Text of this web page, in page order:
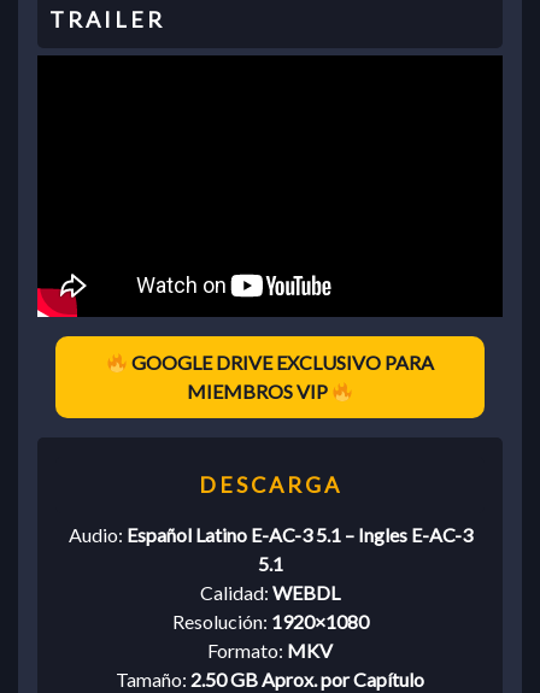
GOOGLE DRIVE EXCLUSIVO PARA
MIEMBROS VIP
Audio: Español Latino E-AC-3 5.1 – Ingles E-AC-3
5.1
Calidad: WEBDL
Resolución: 1920×1080
Formato: MKV
Tamaño: 2.50 GB Aprox. por Capítulo